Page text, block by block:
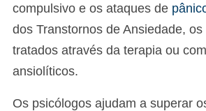
compulsivo e os ataques de
dos Transtornos de Ansiedade,
tratados através da terapia ou
ansiolíticos.
Os psicólogos ajudam a superar